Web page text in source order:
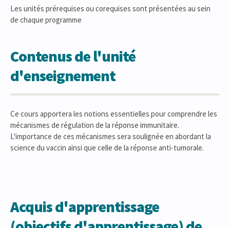
Les unités prérequises ou corequises sont présentées au sein
de chaque programme
Contenus de l'unité
d'enseignement
Ce cours apportera les notions essentielles pour comprendre les
mécanismes de régulation de la réponse immunitaire.
L'importance de ces mécanismes sera soulignée en abordant la
science du vaccin ainsi que celle de la réponse anti-tumorale.
Acquis d'apprentissage